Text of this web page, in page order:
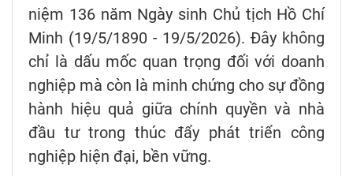
niệm 136 năm Ngày sinh Chủ tịch Hồ Chí
Minh (19/5/1890 - 19/5/2026). Đây không
chỉ là dấu mốc quan trọng đối với doanh
nghiệp mà còn là minh chứng cho sự đồng
hành hiệu quả giữa chính quyền và nhà
đầu tư trong thúc đẩy phát triển công
nghiệp hiện đại, bền vững.